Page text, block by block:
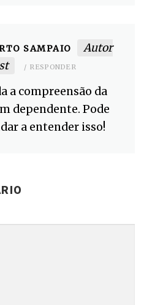
SAMPAIO
Autor
RESPONDER
a compreensão da
dependente. Pode
a entender isso!